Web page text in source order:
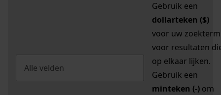
Gebruik een
dollarteken ($)
voor uw zoekterm
voor resultaten
op elkaar lijken.
Gebruik een
minteken (-) om